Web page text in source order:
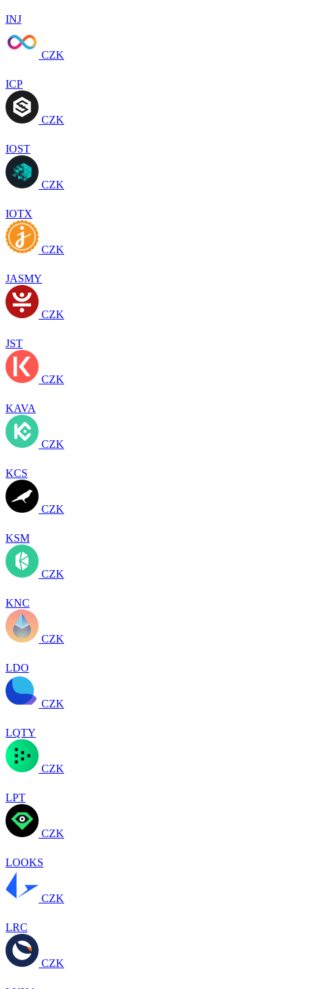
INJ
CZK
ICP
CZK
IOST
CZK
IOTX
CZK
JASMY
CZK
JST
CZK
KAVA
CZK
KCS
CZK
KSM
CZK
KNC
CZK
LDO
CZK
LQTY
CZK
LPT
CZK
LOOKS
CZK
LRC
CZK